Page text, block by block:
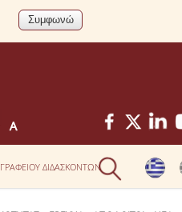
ΔΙΔΑΣΚΟΝΤΩΝ